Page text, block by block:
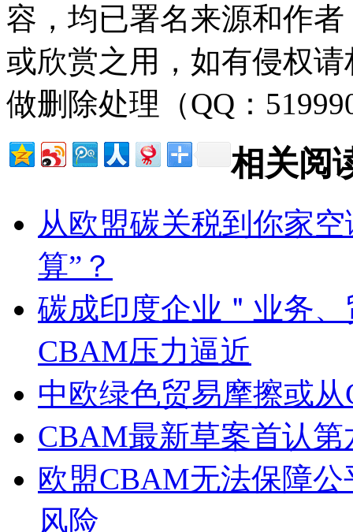
容，均已署名来源和作
或欣赏之用，如有侵权
做删除处理（QQ：
相关阅
从欧盟碳关税到你家
算”？
碳成印度企业＂业务
CBAM压力逼近
中欧绿色贸易摩擦或
CBAM最新草案首认第
欧盟CBAM无法保障
风险